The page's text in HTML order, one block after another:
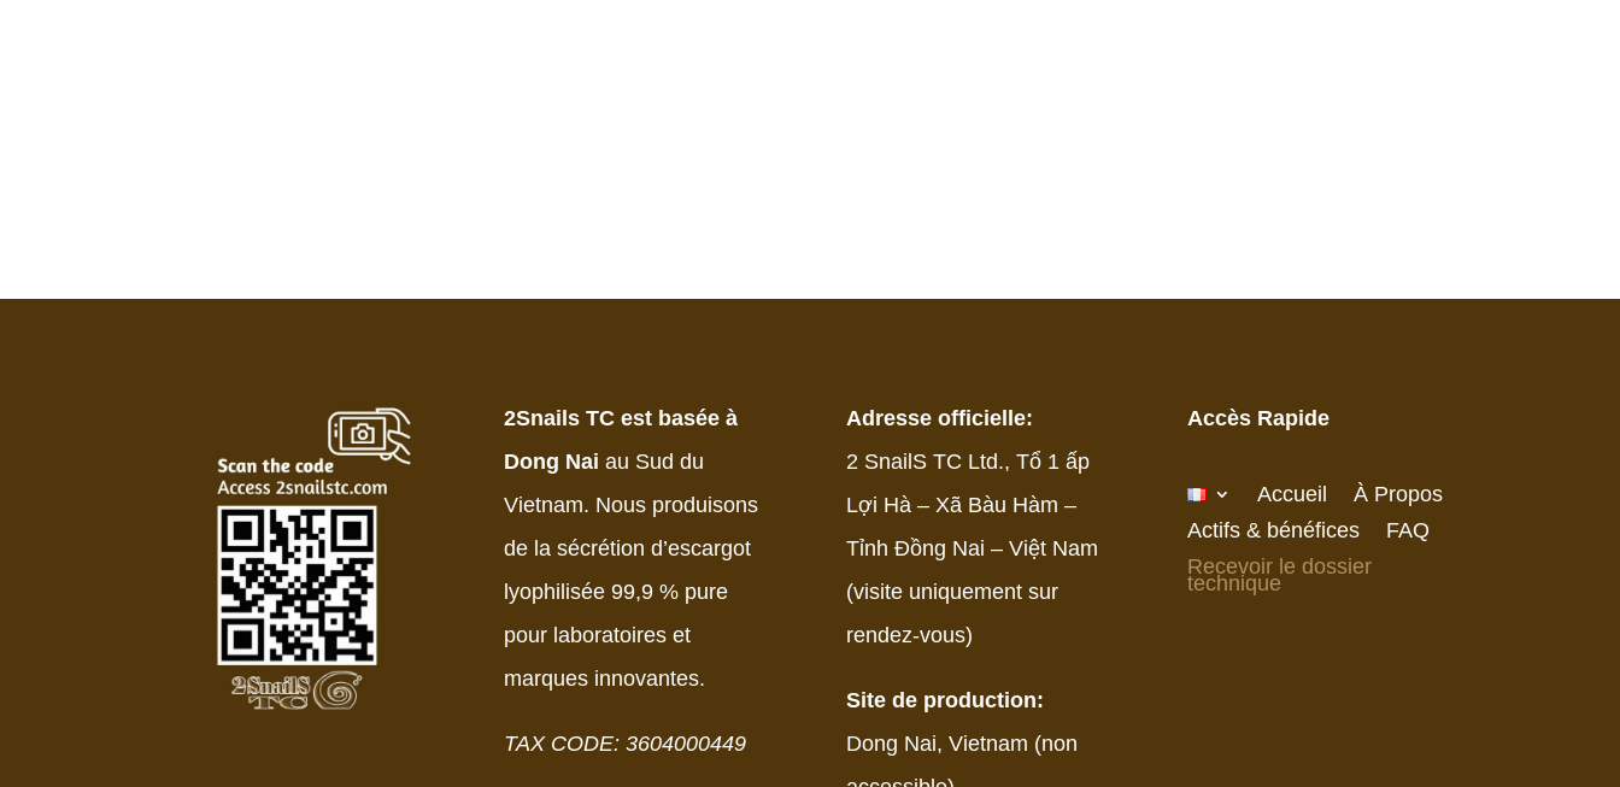
2Snails TC est basée à
Dong Nai au Sud du
Vietnam. Nous produisons
de la sécrétion d’escargot
lyophilisée 99,9 % pure
pour laboratoires et
marques innovantes.
TAX CODE: 3604000449
Adresse officielle:
2 SnailS TC Ltd., Tổ 1 ấp
Lợi Hà – Xã Bàu Hàm –
Tỉnh Đồng Nai – Việt Nam
(visite uniquement sur
rendez-vous)
Site de production:
Dong Nai, Vietnam (non
Accès Rapide
Accueil
À Propos
Actifs & bénéfices
FAQ
Recevoir le dossier
technique